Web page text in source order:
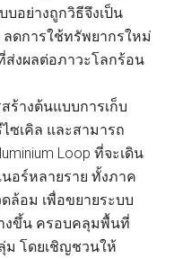
อย่างถูกวิธีจึงเป็น
ดการใช้ทรัพยากรใหม่
ส่งผลต่อภาวะโลกร้อน
ร้างต้นแบบการเก็บ
ซเคิล และสามารถ
Loop ที่จะเดิน
อร์หลายราย ทั้งภาค
ล้อม เพื่อขยายระบบ
งขึ้น ครอบคลุมพื้นที่
ม โดยเชิญชวนให้